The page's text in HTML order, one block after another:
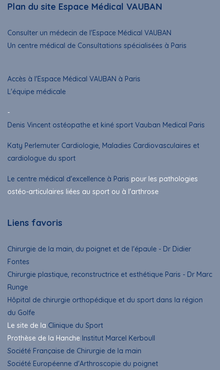
Plan du site Espace Médical VAUBAN
Consulter un médecin de l'Espace Médical VAUBAN
Un centre médical de Consultations spécialisées à Paris
Accès à l'Espace Médical VAUBAN à Paris
L'équipe médicale
-
Denis Vincent ostéopathe et kiné sport Vauban Medical Paris
Katy Perlemuter Cardiologie, Maladies Cardiovasculaires et
cardiologue du sport
Le centre médical d'excellence à Paris pour les pathologies
ostéo-articulaires liées au sport ou à l'arthrose
Liens favoris
Chirurgie de la main, du poignet et de l'épaule - Dr Didier
Fontes
Chirurgie plastique, reconstructrice et esthétique Paris - Dr Marc
Runge
Hôpital de chirurgie orthopédique et du sport dans la région
du Golfe
Le site de la Clinique du Sport
Prothèse de la Hanche Institut Marcel Kerboull
Société Française de Chirurgie de la main
Société Européenne d'Arthroscopie du poignet